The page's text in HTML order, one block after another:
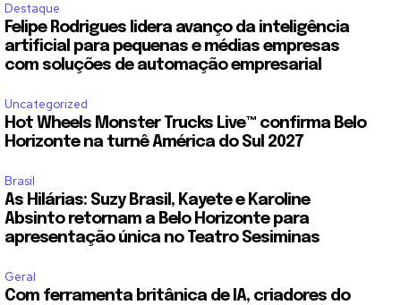
Destaque
Felipe Rodrigues lidera avanço da inteligência
artificial para pequenas e médias empresas
com soluções de automação empresarial
Uncategorized
Hot Wheels Monster Trucks Live™ confirma Belo
Horizonte na turnê América do Sul 2027
Brasil
As Hilárias: Suzy Brasil, Kayete e Karoline
Absinto retornam a Belo Horizonte para
apresentação única no Teatro Sesiminas
Geral
Com ferramenta britânica de IA, criadores do